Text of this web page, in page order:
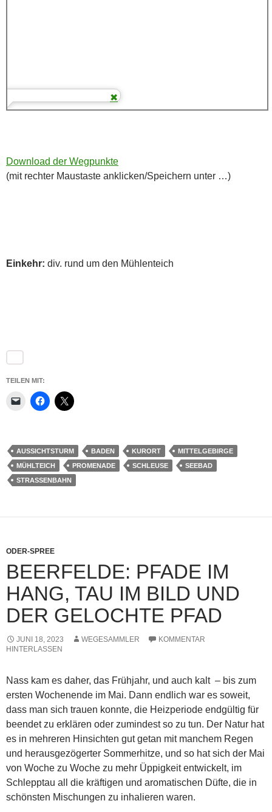
Download der Wegpunkte
(mit rechter Maustaste anklicken/Speichern unter …)
Einkehr: div. rund um den Mühlenteich
TEILEN MIT:
AUSSICHTSTURM BADEN KURORT
MITTELGEBIRGE
MÜHLTEICH
PROMENADE SCHLEUSE
SEEBAD
STRASSENBAHN
ODER-SPREE
BEERFELDE: PFADE IM
HANG, TAU IM BILD UND
DER GELOCHTE PFAD
JUNI 18, 2023 WEGESAMMLER
KOMMENTAR
HINTERLASSEN
Nass kam es daher, das Frühjahr, und auch kalt ­ – bis zum
ersten Wochenende im Mai. Dann endlich war es soweit,
dass man sich trauen konnte, die Heizperiode endgültig für
beendet zu erklären oder zumindest so zu tun. Der Natur hat
es in mehreren Hinsichten gut getan mit manchem Regen
und herausgezögerter Sommerhitze, und so hat sich der Mai
von Woche zu Woche zu mehr Üppigkeit entwickelt, im
Schlepptau all die kräftigen und aromatischen Düfte, die in
schönsten Mischungen zu inhalieren waren.